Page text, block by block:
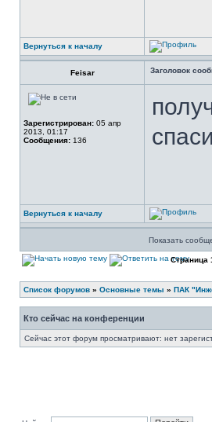
Вернуться к началу
Feisar Заголовок
Зарегистрирован: 05 апр
2013, 01:17
Сообщения: 136
Вернуться к началу
Показать
Страница
Список форумов » Основные темы » ПАК
Кто сейчас на конференции
Сейчас этот форум просматривают: нет